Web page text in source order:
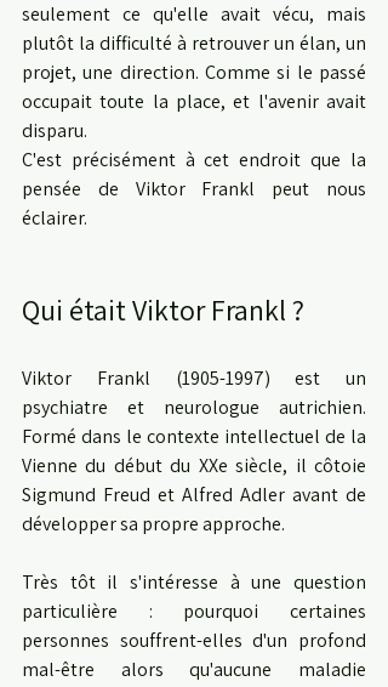
seulement ce qu'elle avait vécu, mais
plutôt la difficulté à retrouver un élan, un
projet, une direction. Comme si le passé
occupait toute la place, et l'avenir avait
disparu.
C'est précisément à cet endroit que la
pensée de Viktor Frankl peut nous
éclairer.
Qui était Viktor Frankl ?
Viktor Frankl (1905-1997) est un
psychiatre et neurologue autrichien.
Formé dans le contexte intellectuel de la
Vienne du début du XXe siècle, il côtoie
Sigmund Freud et Alfred Adler avant de
développer sa propre approche.
Très tôt il s'intéresse à une question
particulière : pourquoi certaines
personnes souffrent-elles d'un profond
mal-être alors qu'aucune maladie